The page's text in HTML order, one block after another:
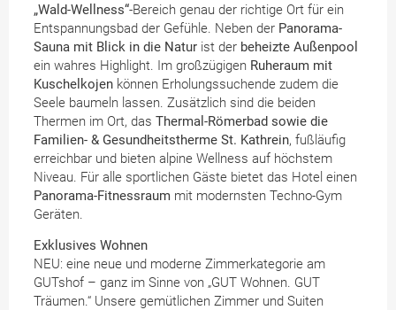
„Wald-Wellness“-Bereich genau der richtige Ort für ein
Entspannungsbad der Gefühle. Neben der Panorama-
Sauna mit Blick in die Natur ist der beheizte Außenpool
ein wahres Highlight. Im großzügigen Ruheraum mit
Kuschelkojen können Erholungssuchende zudem die
Seele baumeln lassen. Zusätzlich sind die beiden
Thermen im Ort, das Thermal-Römerbad sowie die
Familien- & Gesundheitstherme St. Kathrein, fußläufig
erreichbar und bieten alpine Wellness auf höchstem
Niveau. Für alle sportlichen Gäste bietet das Hotel einen
Panorama-Fitnessraum mit modernsten Techno-Gym
Geräten.
Exklusives Wohnen
NEU: eine neue und moderne Zimmerkategorie am
GUTshof – ganz im Sinne von „GUT Wohnen. GUT
Träumen.“ Unsere gemütlichen Zimmer und Suiten